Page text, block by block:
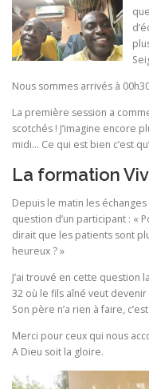
Nous sommes arrivés à
La première session a
scotchés ! J’imagine encore
midi… Ce qui est bien c’est
La formation
Depuis le matin les
question d’un participant : «
dirait que les patients sont
heureux ? »
J’ai trouvé en cette question
32 où le fils aîné veut
Son père n’a rien à faire,
Merci pour ceux qui nous
A Dieu soit la gloire.